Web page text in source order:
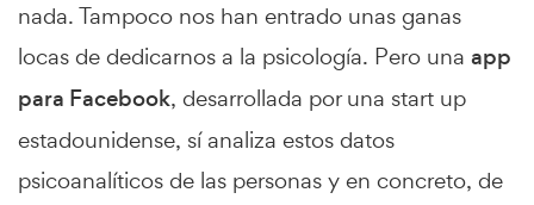
nada. Tampoco nos han entrado unas ganas
locas de dedicarnos a la psicología. Pero una app
para Facebook, desarrollada por una start up
estadounidense, sí analiza estos datos
psicoanalíticos de las personas y en concreto, de